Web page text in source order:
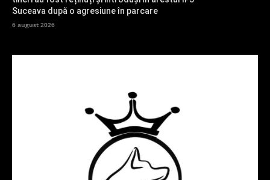
Suceava după o agresiune în parcare
6 august 2026